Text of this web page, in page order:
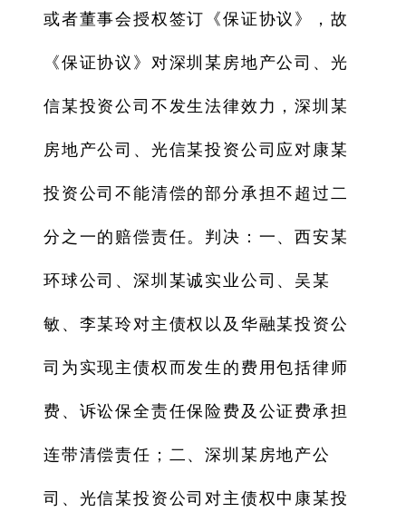
或者董事会授权签订《保证协议》，故
《保证协议》对深圳某房地产公司、光
信某投资公司不发生法律效力，深圳某
房地产公司、光信某投资公司应对康某
投资公司不能清偿的部分承担不超过二
分之一的赔偿责任。判决：一、西安某
环球公司、深圳某诚实业公司、吴某
敏、李某玲对主债权以及华融某投资公
司为实现主债权而发生的费用包括律师
费、诉讼保全责任保险费及公证费承担
连带清偿责任；二、深圳某房地产公
司、光信某投资公司对主债权中康某投